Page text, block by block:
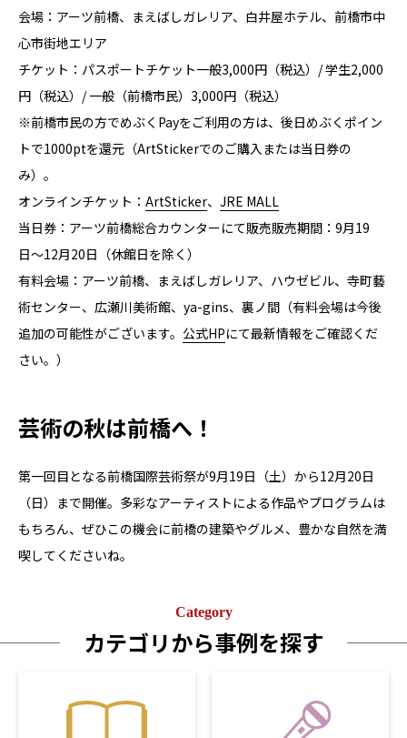
会場：アーツ前橋、まえばしガレリア、白井屋ホテル、前橋市中
心市街地エリア
チケット：パスポートチケット一般3,000円（税込）/ 学生2,000
円（税込）/ 一般（前橋市民）3,000円（税込）
※前橋市⺠の⽅でめぶくPayをご利用の⽅は、後⽇めぶくポイン
トで1000ptを還元（ArtStickerでのご購入または当⽇券の
み）。
オンラインチケット： ArtSticker、 JRE MALL
当日券：アーツ前橋総合カウンターにて販売販売期間：9⽉19
⽇〜12⽉20⽇（休館⽇を除く）
有料会場：アーツ前橋、まえばしガレリア、ハウゼビル、寺町藝
術センター、広瀬川美術館、ya-gins、裏ノ間（有料会場は今後
追加の可能性がございます。 公式HPにて最新情報をご確認くだ
さい。）
芸術の秋は前橋へ！
第⼀回目となる前橋国際芸術祭が9月19日（土）から12月20日
（日）まで開催。多彩なアーティストによる作品やプログラムは
もちろん、ぜひこの機会に前橋の建築やグルメ、豊かな自然を満
喫してくださいね。
Category
カテゴリから事例を探す